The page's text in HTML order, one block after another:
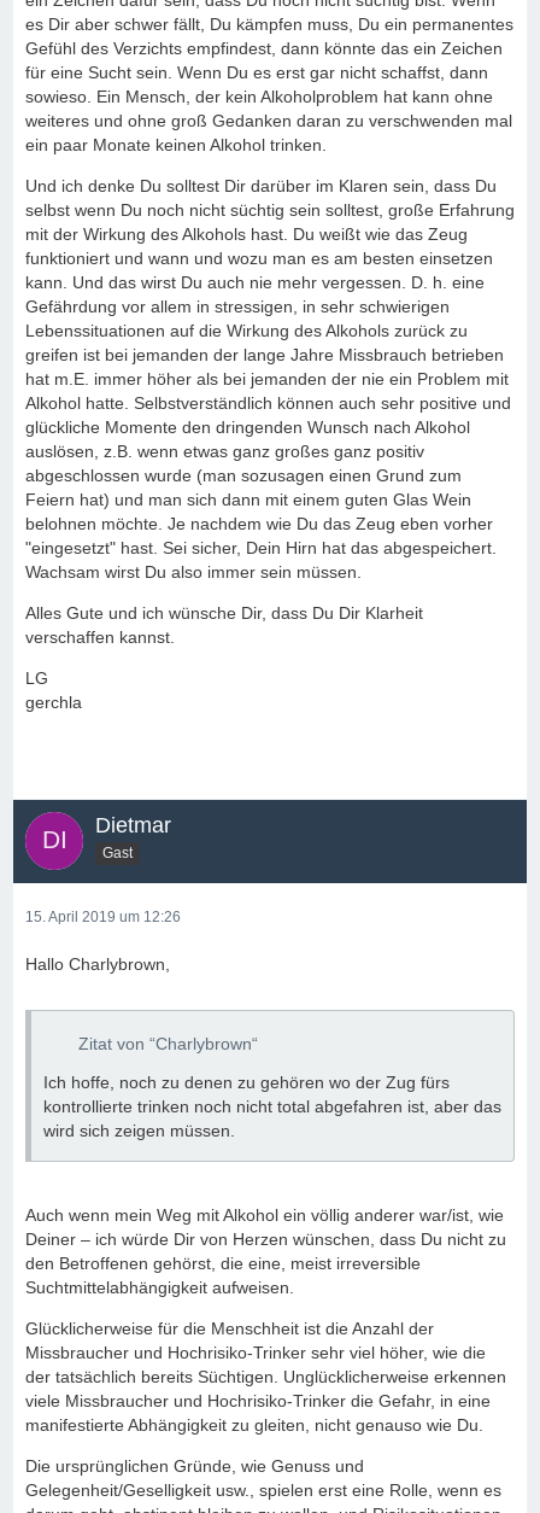
es Dir aber schwer fällt, Du kämpfen muss, Du ein permanentes
Gefühl des Verzichts empfindest, dann könnte das ein Zeichen
für eine Sucht sein. Wenn Du es erst gar nicht schaffst, dann
sowieso. Ein Mensch, der kein Alkoholproblem hat kann ohne
weiteres und ohne groß Gedanken daran zu verschwenden mal
ein paar Monate keinen Alkohol trinken.
Und ich denke Du solltest Dir darüber im Klaren sein, dass Du
selbst wenn Du noch nicht süchtig sein solltest, große Erfahrung
mit der Wirkung des Alkohols hast. Du weißt wie das Zeug
funktioniert und wann und wozu man es am besten einsetzen
kann. Und das wirst Du auch nie mehr vergessen. D. h. eine
Gefährdung vor allem in stressigen, in sehr schwierigen
Lebenssituationen auf die Wirkung des Alkohols zurück zu
greifen ist bei jemanden der lange Jahre Missbrauch betrieben
hat m.E. immer höher als bei jemanden der nie ein Problem mit
Alkohol hatte. Selbstverständlich können auch sehr positive und
glückliche Momente den dringenden Wunsch nach Alkohol
auslösen, z.B. wenn etwas ganz großes ganz positiv
abgeschlossen wurde (man sozusagen einen Grund zum
Feiern hat) und man sich dann mit einem guten Glas Wein
belohnen möchte. Je nachdem wie Du das Zeug eben vorher
"eingesetzt" hast. Sei sicher, Dein Hirn hat das abgespeichert.
Wachsam wirst Du also immer sein müssen.
Alles Gute und ich wünsche Dir, dass Du Dir Klarheit
verschaffen kannst.
LG
gerchla
Dietmar
Gast
15. April 2019 um 12:26
Hallo Charlybrown,
Zitat von “Charlybrown“
Ich hoffe, noch zu denen zu gehören wo der Zug fürs
kontrollierte trinken noch nicht total abgefahren ist, aber das
wird sich zeigen müssen.
Auch wenn mein Weg mit Alkohol ein völlig anderer war/ist, wie
Deiner – ich würde Dir von Herzen wünschen, dass Du nicht zu
den Betroffenen gehörst, die eine, meist irreversible
Suchtmittelabhängigkeit aufweisen.
Glücklicherweise für die Menschheit ist die Anzahl der
Missbraucher und Hochrisiko-Trinker sehr viel höher, wie die
der tatsächlich bereits Süchtigen. Unglücklicherweise erkennen
viele Missbraucher und Hochrisiko-Trinker die Gefahr, in eine
manifestierte Abhängigkeit zu gleiten, nicht genauso wie Du.
Die ursprünglichen Gründe, wie Genuss und
Gelegenheit/Geselligkeit usw., spielen erst eine Rolle, wenn es